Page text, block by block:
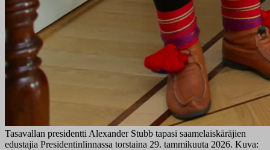
Tasavallan presidentti Alexander Stubb tapasi saamelaiskäräjien
edustajia Presidentinlinnassa torstaina 29. tammikuuta 2026. Kuva: